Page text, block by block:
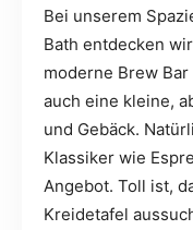
Bei unserem
Bath entdecken
moderne Brew
auch eine kleine,
und Gebäck.
Klassiker wie
Angebot. Toll ist,
Kreidetafel